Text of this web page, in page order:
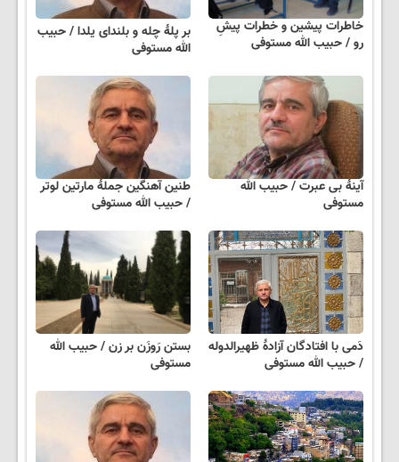
خاطرات پیشین و خطرات پیشِ
رو / حبیب الله مستوفی
بر پلهٔ چله و بلندای یلدا / حبیب
الله مستوفی
آینهٔ بی عبرت / حبیب الله
مستوفی
طنین آهنگین جملهٔ مارتین لوتر
/ حبیب الله مستوفی
دَمی با افتادگان آزادهٔ ظهیرالدوله
/ حبیب الله مستوفی
بستن رَوزَن بر زن / حبیب الله
مستوفی